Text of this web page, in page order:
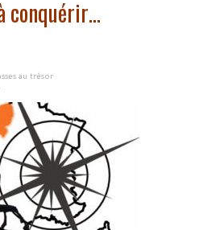
conquérir…
au trésor